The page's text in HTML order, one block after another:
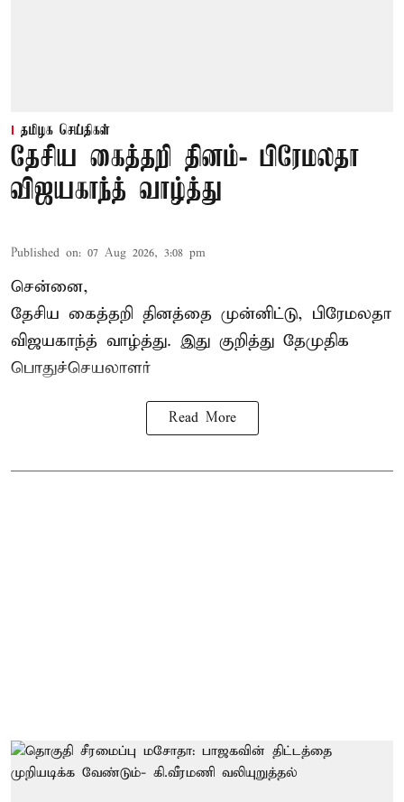
தமிழக செய்திகள்
தேசிய கைத்தறி தினம்- பிரேமலதா
விஜயகாந்த் வாழ்த்து
Published on: 07 Aug 2026, 3:08 pm
சென்னை,
தேசிய கைத்தறி தினத்தை முன்னிட்டு, பிரேமலதா
விஜயகாந்த் வாழ்த்து. இது குறித்து தேமுதிக
பொதுச்செயலாளர்
Read More